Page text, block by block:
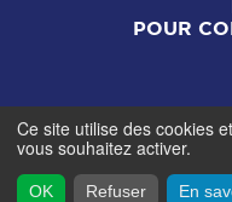
POUR
Mentions légales-
contributeurs- ©
2026
Ce site utilise des cookies
vous souhaitez activer.
OK Refuser En